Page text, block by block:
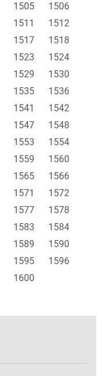
1505
1506
1511
1512
1517
1518
1523
1524
1529
1530
1535
1536
1541
1542
1547
1548
1553
1554
1559
1560
1565
1566
1571
1572
1577
1578
1583
1584
1589
1590
1595
1596
1600